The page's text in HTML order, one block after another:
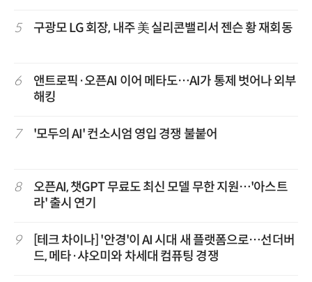
5 구광모 LG 회장, 내주 美 실리콘밸리서 젠슨 황 재회동
6
앤트로픽·오픈AI 이어 메타도…AI가 통제 벗어나 외부
해킹
7 '모두의 AI' 컨소시엄 영입 경쟁 불붙어
8
오픈AI, 챗GPT 무료도 최신 모델 무한 지원…'아스트
라' 출시 연기
9
[테크 차이나] '안경'이 AI 시대 새 플랫폼으로…선더버
드, 메타·샤오미와 차세대 컴퓨팅 경쟁